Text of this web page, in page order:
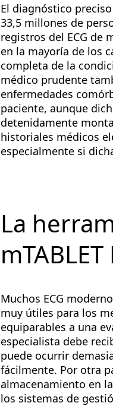
El diagnóstico
33,5 millones de
registros del ECG de
en la mayoría de los
completa de la
médico prudente
enfermedades
paciente, aunque
detenidamente
historiales médicos
especialmente si
La
mTABLET
Muchos ECG
muy útiles para los
equiparables a una
especialista debe
puede ocurrir
fácilmente. Por otra
almacenamiento en
los sistemas de